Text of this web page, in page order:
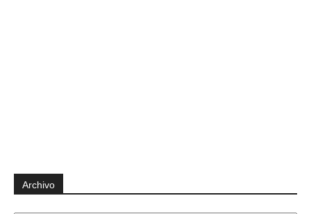
Archivo
Archivo